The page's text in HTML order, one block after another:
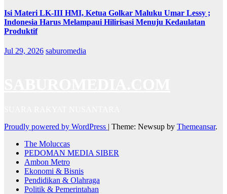
Isi Materi LK-III HMI, Ketua Golkar Maluku Umar Lessy ;
Indonesia Harus Melampaui Hilirisasi Menuju Kedaulatan
Produktif
Jul 29, 2026 saburomedia
Proudly powered by WordPress | Theme: Newsup by Themeansar.
The Moluccas
PEDOMAN MEDIA SIBER
Ambon Metro
Ekonomi & Bisnis
Pendidikan & Olahraga
Politik & Pemerintahan